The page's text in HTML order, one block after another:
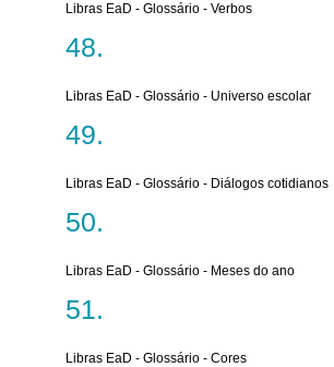
Libras EaD - Glossário - Verbos
Libras EaD - Glossário - Universo escolar
Libras EaD - Glossário - Diálogos cotidianos
Libras EaD - Glossário - Meses do ano
Libras EaD - Glossário - Cores